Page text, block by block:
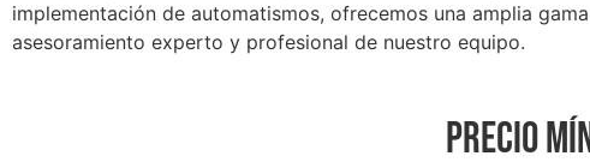
implementación de automatismos, ofrecemos una amplia
asesoramiento experto y profesional de nuestro equipo.
PRECIO